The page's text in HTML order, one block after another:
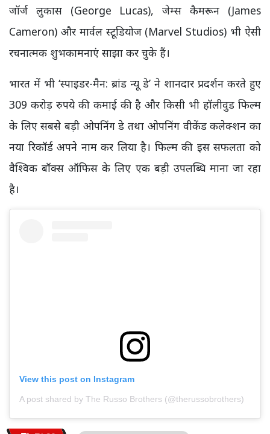
जॉर्ज लुकास (George Lucas), जेम्स कैमरून (James
Cameron) और मार्वल स्टूडियोज (Marvel Studios) भी ऐसी
रचनात्मक शुभकामनाएं साझा कर चुके हैं।
भारत में भी ‘स्पाइडर-मैन: ब्रांड न्यू डे’ ने शानदार प्रदर्शन करते हुए
309 करोड़ रुपये की कमाई की है और किसी भी हॉलीवुड फिल्म
के लिए सबसे बड़ी ओपनिंग डे तथा ओपनिंग वीकेंड कलेक्शन का
नया रिकॉर्ड अपने नाम कर लिया है। फिल्म की इस सफलता को
वैश्विक बॉक्स ऑफिस के लिए एक बड़ी उपलब्धि माना जा रहा
है।
View this post on Instagram
A post shared by The Russo Brothers (@therussobrothers)